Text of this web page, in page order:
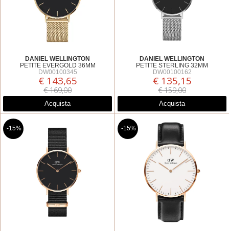
DANIEL WELLINGTON
PETITE EVERGOLD 36MM
DW00100345
€ 143,65
€ 169,00
Acquista
DANIEL WELLINGTON
PETITE STERLING 32MM
DW00100162
€ 135,15
€ 159,00
Acquista
-15% -15%